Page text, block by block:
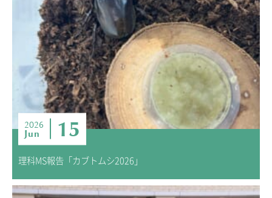
2026
Jun 15
理科MS報告「カブトムシ2026」